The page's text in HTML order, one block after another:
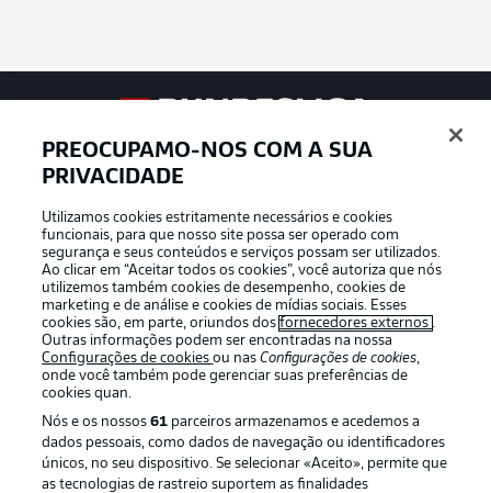
Football as it’s meant to be
APLICATIVO DA BUNDESLIGA
Oferecido por
PREOCUPAMO-NOS COM A SUA
PRIVACIDADE
Utilizamos cookies estritamente necessários e cookies
funcionais, para que nosso site possa ser operado com
segurança e seus conteúdos e serviços possam ser utilizados.
Ao clicar em “Aceitar todos os cookies”, você autoriza que nós
utilizemos também cookies de desempenho, cookies de
marketing e de análise e cookies de mídias sociais. Esses
cookies são, em parte, oriundos dosfornecedores externos .
Outras informações podem ser encontradas na nossa
Configurações de cookiesou nasConfigurações de cookies,
onde você também pode gerenciar suas preferências de
cookies quan.
Nós e os nossos61 parceiros armazenamos e acedemos a
dados pessoais, como dados de navegação ou identificadores
únicos, no seu dispositivo. Se selecionar «Aceito», permite que
as tecnologias de rastreio suportem as finalidades